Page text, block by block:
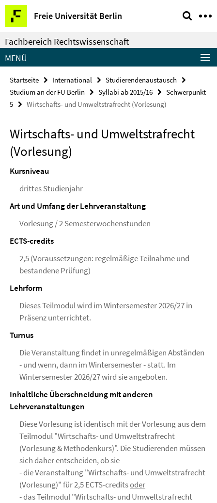
Springe
direkt
zu
Inhalt
Freie Universität Berlin
Service-
Navigation
Fachbereich Rechtswissenschaft
MENÜ
Startseite International
Studierendenaustausch
Studium an der FU Berlin
Syllabi ab 2015/16
Schwerpunkt
5
Wirtschafts- und Umweltstrafrecht (Vorlesung)
Wirtschafts- und Umweltstrafrecht
(Vorlesung)
Kursniveau
drittes Studienjahr
Art und Umfang der Lehrveranstaltung
Vorlesung / 2 Semesterwochenstunden
ECTS-credits
2,5 (Voraussetzungen: regelmäßige Teilnahme und
bestandene Prüfung)
Lehrform
Dieses Teilmodul wird im Wintersemester 2026/27 in
Präsenz unterrichtet.
Turnus
Die Veranstaltung findet in unregelmäßigen Abständen
- und wenn, dann im Wintersemester - statt. Im
Wintersemester 2026/27 wird sie angeboten.
Inhaltliche Überschneidung mit anderen
Lehrveranstaltungen
Diese Vorlesung ist identisch mit der Vorlesung aus dem
Teilmodul "Wirtschafts- und Umweltstrafrecht
(Vorlesung & Methodenkurs)". Die Studierenden müssen
sich daher entscheiden, ob sie
- die Veranstaltung "Wirtschafts- und Umweltstrafrecht
(Vorlesung)" für 2,5 ECTS-creditsoder
- das Teilmodul "Wirtschafts- und Umweltstrafrecht